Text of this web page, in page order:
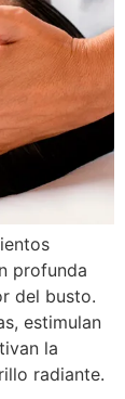
profunda
del busto.
estimulan
la
radiante.